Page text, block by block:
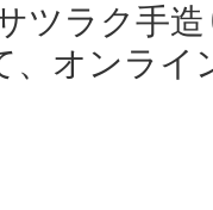
ツラク手
、オンラ